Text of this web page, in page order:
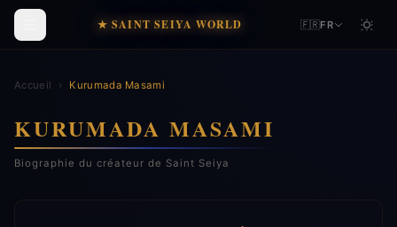
★ SAINT SEIYA WORLD 🇫🇷FR
Accueil › Kurumada Masami
KURUMADA MASAMI
Biographie du créateur de Saint Seiya